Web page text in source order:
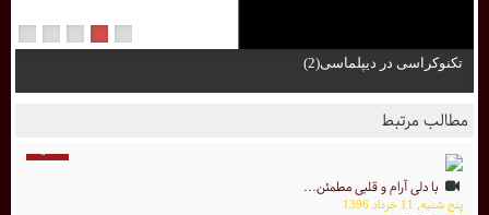
تکنوکراسی در دیپلماسی(2)
مطالب مرتبط
با دلی آرام و قلبی مطمئن...
پنج شنبه, 11 خرداد 1396